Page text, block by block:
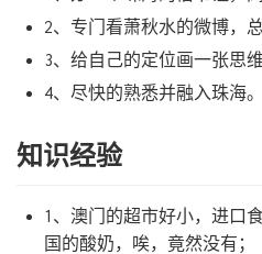
2、专门看萧秋水的微博，
3、给自己的定位画一张思维
4、尽快的熟悉并融入珠海。
知识经验
1、澳门的超市好小，进口
国的酸奶，唉，竟然没有；